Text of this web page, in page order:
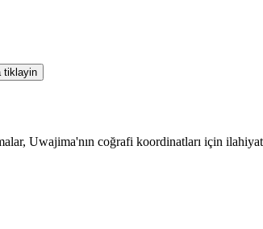
tiklayin
Uwajima'nın coğrafi koordinatları için